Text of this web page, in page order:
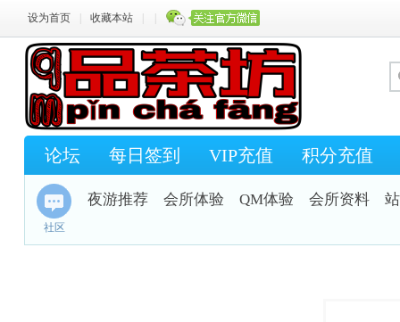
设为首页 收藏本站
论坛 每日签到 VIP充值 积分充值
社区
夜游推荐 会所体验 QM体验 会所资料